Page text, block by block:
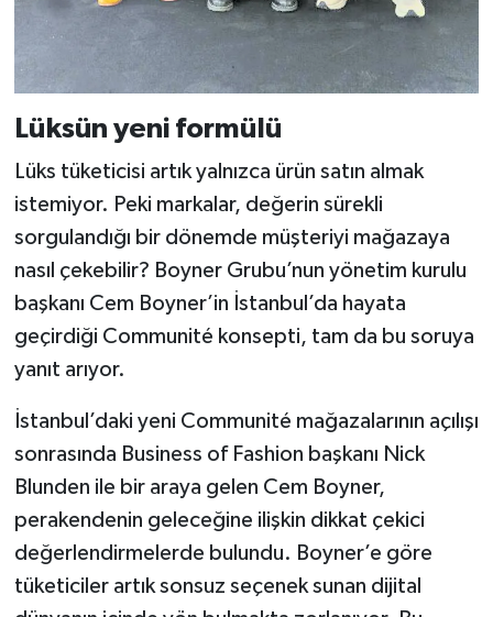
Lüksün yeni formülü
Lüks tüketicisi artık yalnızca ürün satın almak
istemiyor. Peki markalar, değerin sürekli
sorgulandığı bir dönemde müşteriyi mağazaya
nasıl çekebilir? Boyner Grubu’nun yönetim kurulu
başkanı Cem Boyner’in İstanbul’da hayata
geçirdiği Communité konsepti, tam da bu soruya
yanıt arıyor.
İstanbul’daki yeni Communité mağazalarının açılışı
sonrasında Business of Fashion başkanı Nick
Blunden ile bir araya gelen Cem Boyner,
perakendenin geleceğine ilişkin dikkat çekici
değerlendirmelerde bulundu. Boyner’e göre
tüketiciler artık sonsuz seçenek sunan dijital